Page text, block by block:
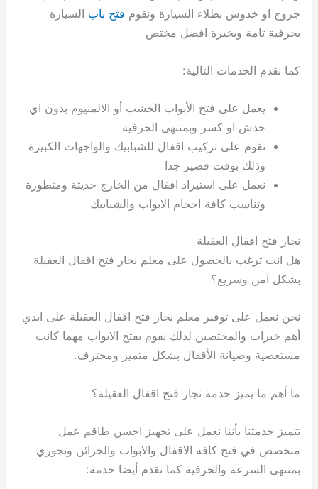
جروح او خدوش بطلاء السيارة ونقوم فتح باب السيارة
بحرفية تامة وبخبرة افضل مختص
كما نقدم الخدمات التالية:
يعمل على فتح الأبواب الخشب أو الالمنيوم بدون اي
خدش او كسر وبمنتهى الحرفية
نقوم على تركيب اقفال للشبابيك والواجهات الكبيرة
وذلك بوقت قصير جدا
نعمل على استيراد اقفال من الخارج حديثة ومتطورة
وتناسب كافة احجام الابواب والشبابيك
نجار فتح اقفال العقيلة
هل انت ترغب بالحصول على معلم نجار فتح اقفال العقيلة
بشكل آمن وسريع؟
نحن نعمل على توفير معلم نجار فتح اقفال العقيلة على ايدي
أهم خبرات والمختصين لذلك نقوم بفتح الابواب مهما كانت
مستعصية وصيانة الأقفال بشكل متميز ومحترف.
ما أهم ما يميز خدمة نجار فتح اقفال العقيلة؟
تتميز خدمتنا بأننا نعمل على تجهيز احسن طاقم عمل
متخصص في فتح كافة الاقفال والابواب والخزائن وتجوري
بمنتهى السرعة والحرفية كما نقدم أيضا خدمة: